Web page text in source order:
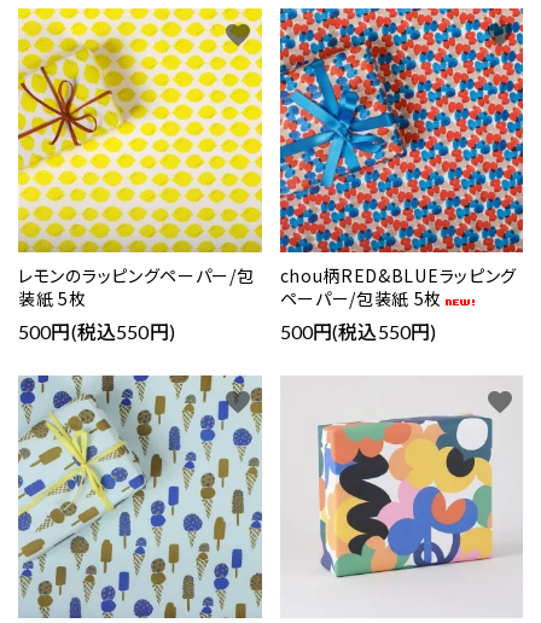
レモンのラッピングペーパー/包
装紙 5枚
500円(税込550円)
favorite
chou柄RED&BLUEラッピング
ペーパー/包装紙 5枚
500円(税込550円)
favorite
favorite favorite